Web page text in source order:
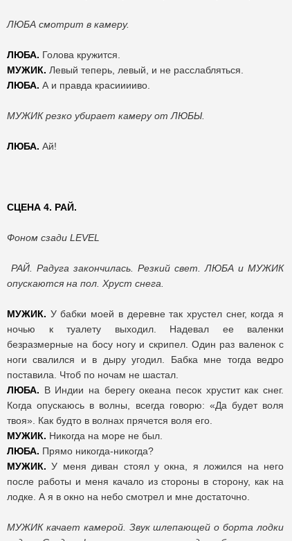
ЛЮБА смотрит в камеру.
ЛЮБА. Голова кружится.
МУЖИК. Левый теперь, левый, и не расслабляться.
ЛЮБА. А и правда красииииво.
МУЖИК резко убирает камеру от ЛЮБЫ.
ЛЮБА. Ай!
СЦЕНА 4. РАЙ.
Фоном сзади LEVEL
РАЙ. Радуга закончилась. Резкий свет. ЛЮБА и МУЖИК
опускаются на пол. Хруст снега.
МУЖИК. У бабки моей в деревне так хрустел снег, когда я
ночью к туалету выходил. Надевал ее валенки
безразмерные на босу ногу и скрипел. Один раз валенок с
ноги свалился и в дыру угодил. Бабка мне тогда ведро
поставила. Чтоб по ночам не шастал.
ЛЮБА. В Индии на берегу океана песок хрустит как снег.
Когда опускаюсь в волны, всегда говорю: «Да будет воля
твоя». Как будто в волнах прячется воля его.
МУЖИК. Никогда на море не был.
ЛЮБА. Прямо никогда-никогда?
МУЖИК. У меня диван стоял у окна, я ложился на него
после работы и меня качало из стороны в сторону, как на
лодке. А я в окно на небо смотрел и мне достаточно.
МУЖИК качает камерой. Звук шлепающей о борта лодки